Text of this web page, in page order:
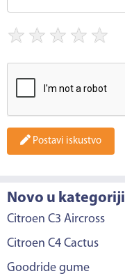
★ ★ ★ ★ ★
Postavi iskustvo
Novo u kategoriji
Citroen C3 Aircross
Citroen C4 Cactus
Goodride gume